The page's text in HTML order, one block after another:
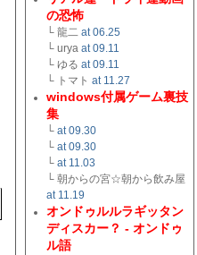
の恐怖
└ 龍二 at 06.25
└ urya at 09.11
└ ゆる at 09.11
└ トマト at 11.27
windows付属ゲーム裏技
集
└ at 09.30
└ at 09.30
└ at 11.03
└ 朝からの宮☆朝から飲み屋
at 11.19
オンドゥルルラギッタン
ディスカー？ - オンドゥ
ル語